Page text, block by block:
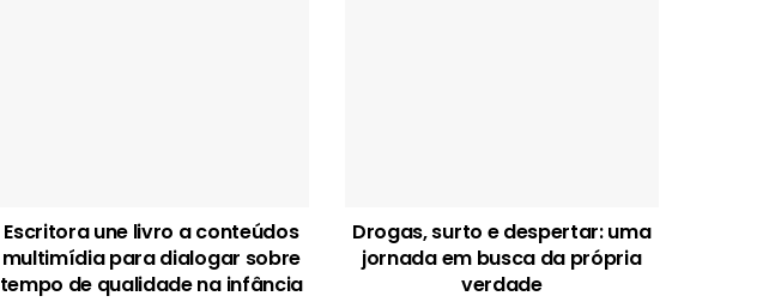
Escritora une livro a conteúdos
multimídia para dialogar sobre
tempo de qualidade na infância
Drogas, surto e despertar: uma
jornada em busca da própria
verdade